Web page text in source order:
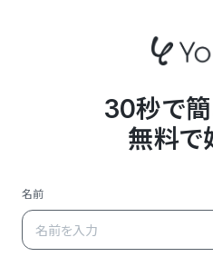
30秒で簡
無料で
名前